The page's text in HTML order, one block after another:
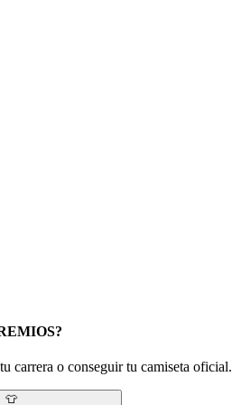
carrera o conseguir tu camiseta oficial.
👕